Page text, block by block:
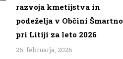
razvoja kmetijstva in
podeželja v Občini Šmartno
pri Litiji za leto 2026
26. februarja, 2026